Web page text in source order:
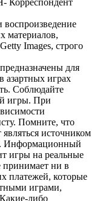
материалов,
Images, строго
для
азартных играх
Соблюдайте
игры. При
Помните, что
источником
Информационный
игры на реальные
принимает ни в
платежей, которые
играми,
либо